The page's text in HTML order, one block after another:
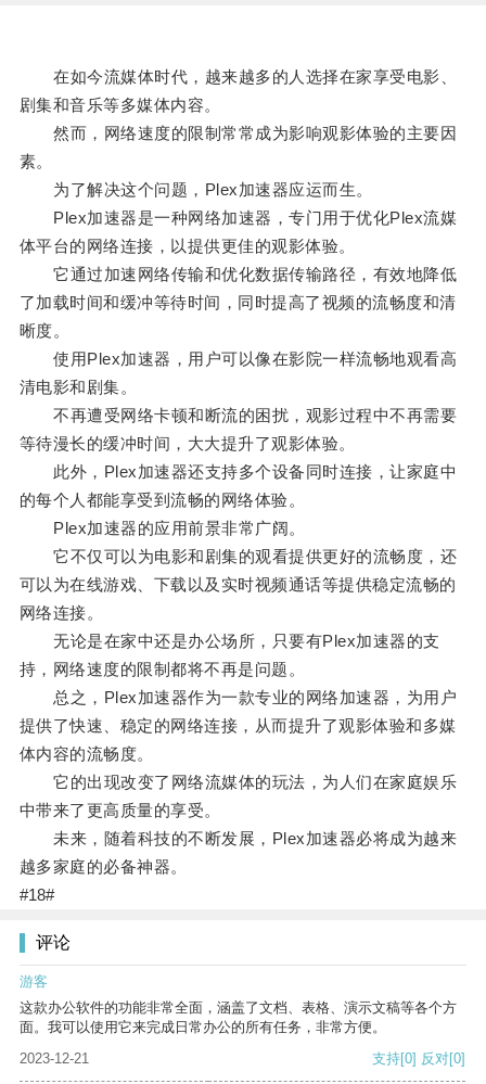
在如今流媒体时代，越来越多的人选择在家享受电影、
剧集和音乐等多媒体内容。
然而，网络速度的限制常常成为影响观影体验的主要因
素。
为了解决这个问题，Plex加速器应运而生。
Plex加速器是一种网络加速器，专门用于优化Plex流媒
体平台的网络连接，以提供更佳的观影体验。
它通过加速网络传输和优化数据传输路径，有效地降低
了加载时间和缓冲等待时间，同时提高了视频的流畅度和清
晰度。
使用Plex加速器，用户可以像在影院一样流畅地观看高
清电影和剧集。
不再遭受网络卡顿和断流的困扰，观影过程中不再需要
等待漫长的缓冲时间，大大提升了观影体验。
此外，Plex加速器还支持多个设备同时连接，让家庭中
的每个人都能享受到流畅的网络体验。
Plex加速器的应用前景非常广阔。
它不仅可以为电影和剧集的观看提供更好的流畅度，还
可以为在线游戏、下载以及实时视频通话等提供稳定流畅的
网络连接。
无论是在家中还是办公场所，只要有Plex加速器的支
持，网络速度的限制都将不再是问题。
总之，Plex加速器作为一款专业的网络加速器，为用户
提供了快速、稳定的网络连接，从而提升了观影体验和多媒
体内容的流畅度。
它的出现改变了网络流媒体的玩法，为人们在家庭娱乐
中带来了更高质量的享受。
未来，随着科技的不断发展，Plex加速器必将成为越来
越多家庭的必备神器。
#18#
评论
游客
这款办公软件的功能非常全面，涵盖了文档、表格、演示文稿等各个方
面。我可以使用它来完成日常办公的所有任务，非常方便。
2023-12-21
支持[0] 反对[0]